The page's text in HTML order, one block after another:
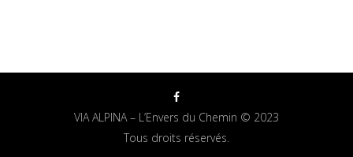
VIA ALPINA – L’Envers du Chemin © 2023
Tous droits réservés.